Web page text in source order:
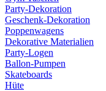
Party-Dekoration
Geschenk-Dekoration
Poppenwagens
Dekorative Materialien
Party-Logen
Ballon-Pumpen
Skateboards
Hüte